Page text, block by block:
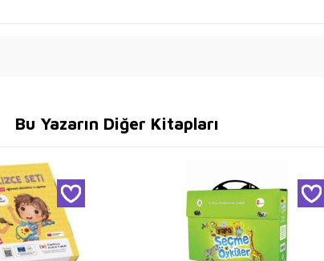
Bu Yazarın Diğer Kitapları